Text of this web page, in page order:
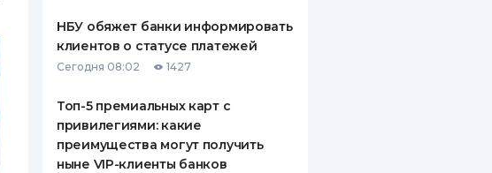
НБУ обяжет банки информировать
клиентов о статусе платежей
Сегодня 08:02 1427
Топ-5 премиальных карт с
привилегиями: какие
преимущества могут получить
ныне VIP-клиенты банков